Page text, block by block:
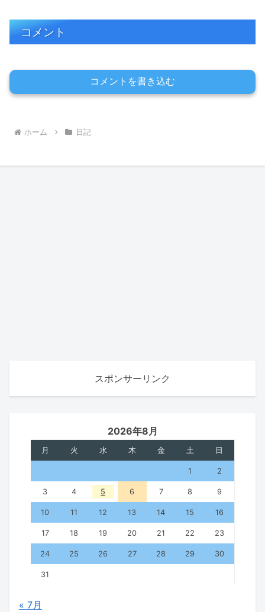
コメント
コメントを書き込む
ホーム 日記
スポンサーリンク
2026年8月
月 火 水 木 金 土 日
1 2
3 4 5 6 7 8 9
10 11 12 13 14 15 16
17 18 19 20 21 22 23
24 25 26 27 28 29 30
31
« 7月